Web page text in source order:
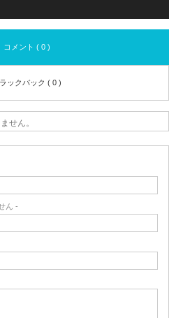
コメント ( 0 )
ラックバック ( 0 )
せん。
ん -